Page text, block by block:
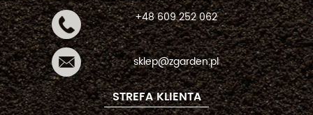
+48 609 252 062
sklep@zgarden.pl
STREFA KLIENTA